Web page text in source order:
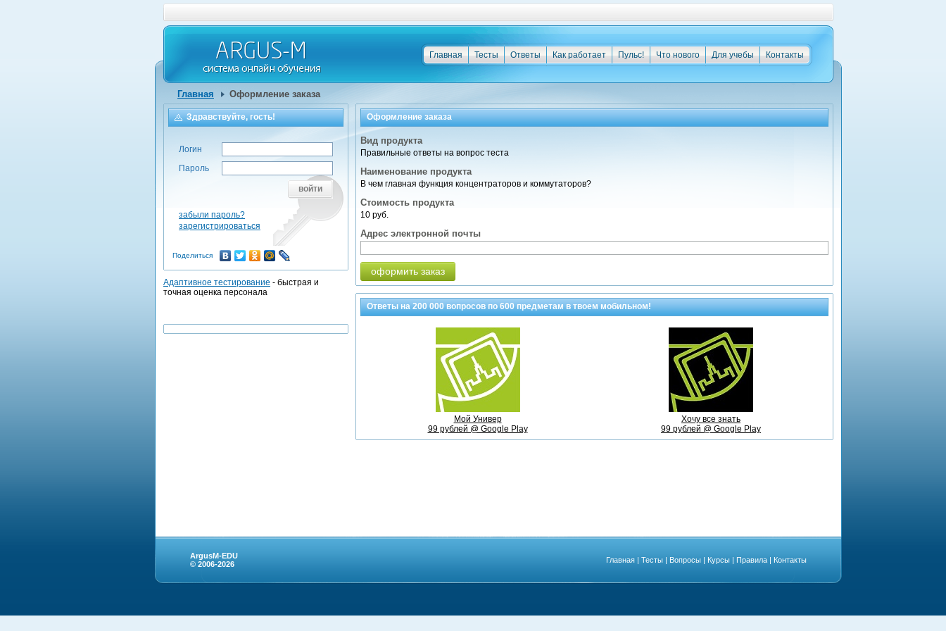
Контакты
Для учебы
Что нового
Пульс!
Как работает
Ответы
Тесты
Главная
Главная Оформление заказа
Оформление заказа
Вид продукта
Правильные ответы на вопрос теста
Наименование продукта
В чем главная функция концентраторов и коммутаторов?
Стоимость продукта
10 руб.
Адрес электронной почты
оформить заказ
Ответы на200 000вопросов по600 предметамв твоем мобильном!
Мой Универ
99 рублей @ Google Play
Хочу все знать
99 рублей @ Google Play
Здравствуйте, гость!
Логин
Пароль
войти
забыли пароль?
зарегистрироваться
Поделиться
Адаптивное тестирование - быстрая и
точная оценка персонала
ArgusM-EDU
© 2006-2026
Главная | Тесты | Вопросы | Курсы | Правила | Контакты